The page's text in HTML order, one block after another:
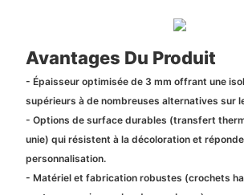
Avantages Du Produit
- Épaisseur optimisée de 3 mm offrant une
supérieurs à de nombreuses alternatives sur
- Options de surface durables (transfert
unie) qui résistent à la décoloration et
personnalisation.
- Matériel et fabrication robustes (crochets